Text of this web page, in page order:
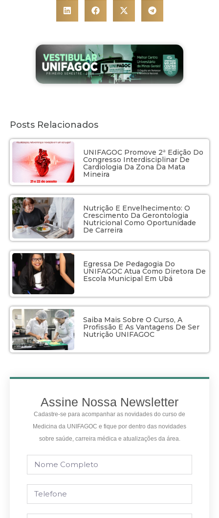
Posts Relacionados
UNIFAGOC Promove 2ª Edição Do
Congresso Interdisciplinar De
Cardiologia Da Zona Da Mata
Mineira
Nutrição E Envelhecimento: O
Crescimento Da Gerontologia
Nutricional Como Oportunidade
De Carreira
Egressa De Pedagogia Do
UNIFAGOC Atua Como Diretora De
Escola Municipal Em Ubá
Saiba Mais Sobre O Curso, A
Profissão E As Vantagens De Ser
Nutrição UNIFAGOC
Assine Nossa Newsletter
Cadastre-se para acompanhar as novidades do curso de
Medicina da UNIFAGOC e fique por dentro das novidades
sobre saúde, carreira médica e atualizações da área.